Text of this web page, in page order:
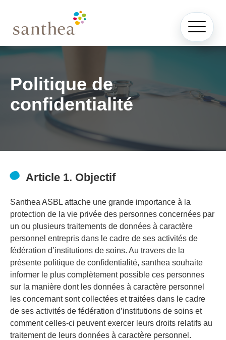
Politique de
confidentialité
Article 1. Objectif
Santhea ASBL attache une grande importance à la
protection de la vie privée des personnes concernées par
un ou plusieurs traitements de données à caractère
personnel entrepris dans le cadre de ses activités de
fédération d’institutions de soins. Au travers de la
présente politique de confidentialité, santhea souhaite
informer le plus complètement possible ces personnes
sur la manière dont les données à caractère personnel
les concernant sont collectées et traitées dans le cadre
de ses activités de fédération d’institutions de soins et
comment celles-ci peuvent exercer leurs droits relatifs au
traitement de leurs données à caractère personnel.